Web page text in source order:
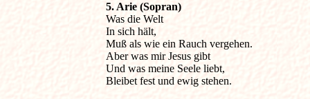
5. Arie (Sopran)
Was die Welt
In sich hält,
Muß als wie ein Rauch vergehen.
Aber was mir Jesus gibt
Und was meine Seele liebt,
Bleibet fest und ewig stehen.